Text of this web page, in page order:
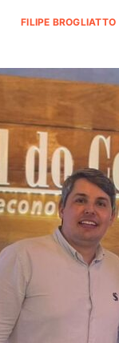
FILIPE BROGLIATTO